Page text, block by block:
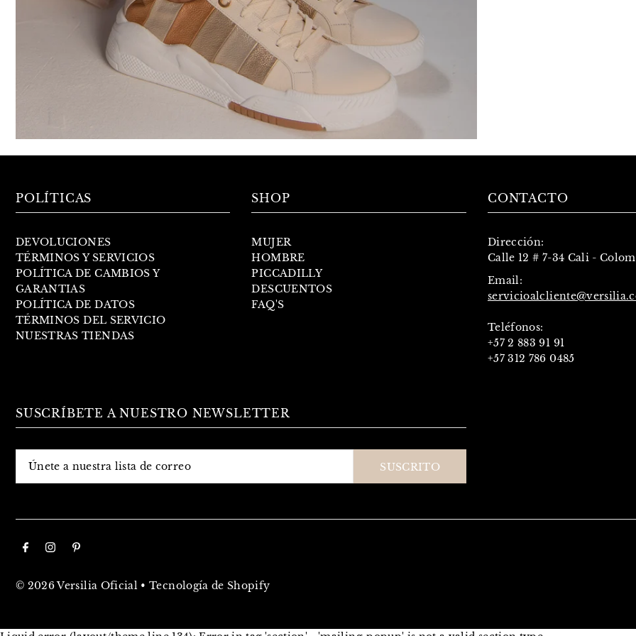
POLÍTICAS
DEVOLUCIONES
TÉRMINOS Y SERVICIOS
POLÍTICA DE CAMBIOS Y
GARANTIAS
POLÍTICA DE DATOS
TÉRMINOS DEL SERVICIO
NUESTRAS TIENDAS
SHOP
MUJER
HOMBRE
PICCADILLY
DESCUENTOS
FAQ'S
CONTACTO
Dirección:
Calle 12 # 7-34 Cali -
Email:
Teléfonos:
+57 2 883 91 91
+57 312 786 0485
SUSCRÍBETE A NUESTRO NEWSLETTER
© 2026 Versilia Oficial •Tecnología de Shopify